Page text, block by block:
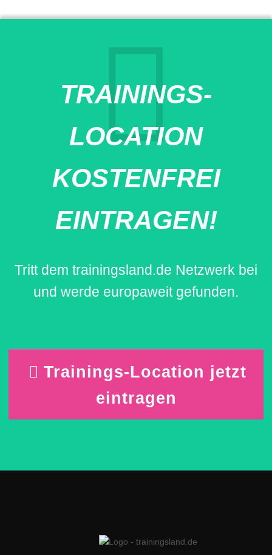
TRAININGS-
LOCATION
KOSTENFREI
EINTRAGEN!
Tritt dem trainingsland.de Netzwerk bei
und werde europaweit gefunden.
Trainings-Location jetzt
eintragen